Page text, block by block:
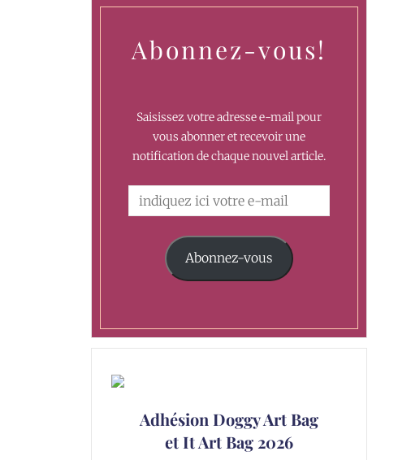
Abonnez-vous!
Saisissez votre adresse e-mail pour
vous abonner et recevoir une
notification de chaque nouvel article.
Abonnez-vous
Adhésion Doggy Art Bag
et It Art Bag 2026